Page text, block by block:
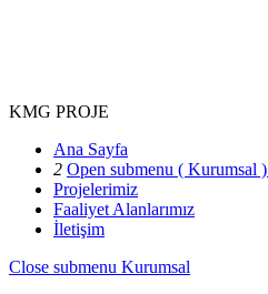
KMG PROJE
Ana Sayfa
2 Open submenu ( Kurumsal )
Projelerimiz
Faaliyet Alanlarımız
İletişim
Close submenu Kurumsal